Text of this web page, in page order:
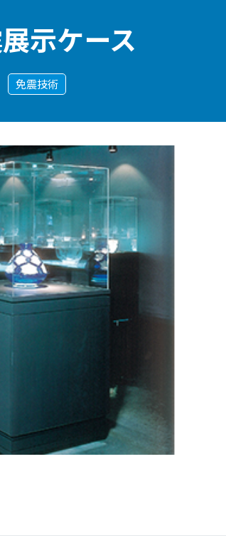
示ケース
免震技術